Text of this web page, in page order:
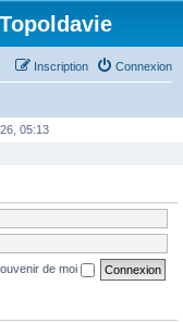
Connexion
Inscription
05:13
de moi